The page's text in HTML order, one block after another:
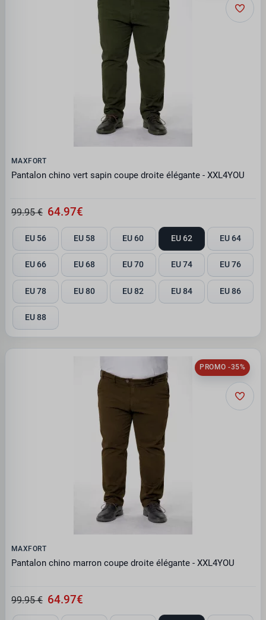
MAXFORT
Pantalon chino vert sapin coupe droite élégante - XXL4YOU
99.95 € 64.97€
EU 56 EU 58 EU 60 EU 62 EU 64
EU 66 EU 68 EU 70 EU 74 EU 76
EU 78 EU 80 EU 82 EU 84 EU 86
EU 88
PROMO -35%
MAXFORT
Pantalon chino marron coupe droite élégante - XXL4YOU
99.95 € 64.97€